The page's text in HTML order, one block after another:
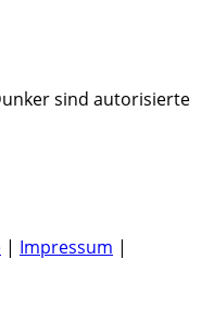
sind autorisierte
| Impressum |